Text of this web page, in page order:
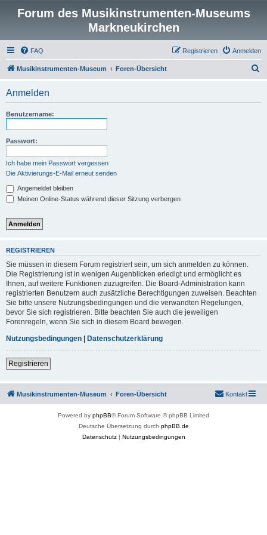
Forum des Musikinstrumenten-Museums
Markneukirchen
FAQ Anmelden
Registrieren
Musikinstrumenten-Museum Foren-Übersicht
Anmelden
Benutzername:
Passwort:
Ich habe mein Passwort vergessen
Die Aktivierungs-E-Mail erneut senden
Angemeldet bleiben
Meinen Online-Status während dieser Sitzung verbergen
REGISTRIEREN
Sie müssen in diesem Forum registriert sein, um sich anmelden zu können.
Die Registrierung ist in wenigen Augenblicken erledigt und ermöglicht es
Ihnen, auf weitere Funktionen zuzugreifen. Die Board-Administration kann
registrierten Benutzern auch zusätzliche Berechtigungen zuweisen. Beachten
Sie bitte unsere Nutzungsbedingungen und die verwandten Regelungen,
bevor Sie sich registrieren. Bitte beachten Sie auch die jeweiligen
Forenregeln, wenn Sie sich in diesem Board bewegen.
Nutzungsbedingungen | Datenschutzerklärung
Registrieren
Musikinstrumenten-Museum Foren-Übersicht Kontakt
Powered by phpBB® Forum Software © phpBB Limited
Deutsche Übersetzung durch phpBB.de
Datenschutz| Nutzungsbedingungen